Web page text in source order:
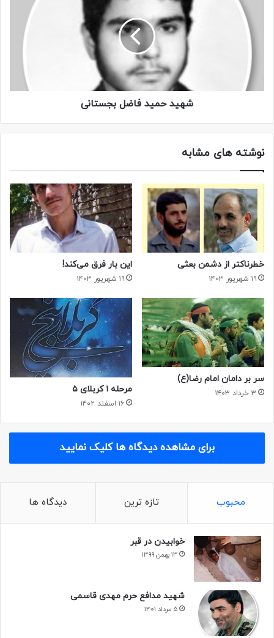
شهید حمید فاضل بجستانی
نوشته های مشابه
خطرناکتر از دشمن بعثی
۱۹ شهریور ۱۴۰۳
این بار فرق می‌کند!
۱۹ شهریور ۱۴۰۳
سر بر دامان امام رضا(ع)
۳ خرداد ۱۴۰۳ مرحله ۱ کربلای ۵
۱۶ اسفند ۱۴۰۲
برای مشاهده دیدگاه ها کلیک نمایید
محبوب تازه ترین دیدگاه ها
خوابیدن در قبر
۱۳ بهمن ۱۳۹۹
شهید مدافع حرم مهدی قاسمی
۵ مرداد ۱۴۰۱